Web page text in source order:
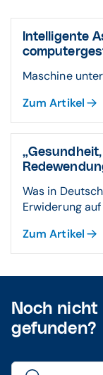
Intelligente
Maschine
Zum Artikel
Was in
Erwiderung auf
Zum Artikel
Noch nicht
gefunden?